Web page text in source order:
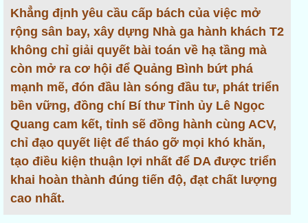
Khẳng định yêu cầu cấp bách của việc mở
rộng sân bay, xây dựng Nhà ga hành khách T2
không chỉ giải quyết bài toán về hạ tầng mà
còn mở ra cơ hội để Quảng Bình bứt phá
mạnh mẽ, đón đầu làn sóng đầu tư, phát triển
bền vững, đồng chí Bí thư Tỉnh ủy Lê Ngọc
Quang cam kết, tỉnh sẽ đồng hành cùng ACV,
chỉ đạo quyết liệt để tháo gỡ mọi khó khăn,
tạo điều kiện thuận lợi nhất để DA được triển
khai hoàn thành đúng tiến độ, đạt chất lượng
cao nhất.